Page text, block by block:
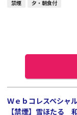
禁煙 夕・朝食付
Ｗｅｂコレスペシャ
【禁煙】雪ほたる